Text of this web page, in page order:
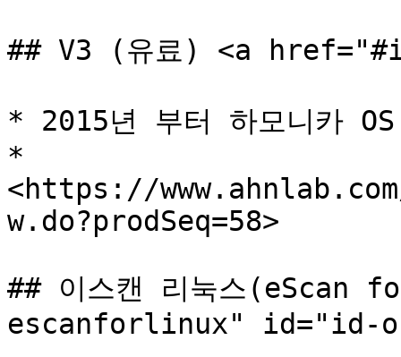
## V3 (유료) <a
* 2015년 부터 하모니카
*
<https://
w.do?prodSeq=58>
## 이스캔 리눅스
escanforlinux" id="id-